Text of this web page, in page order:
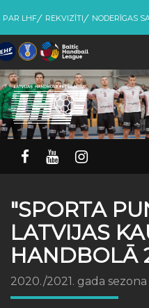
PAR LHF REKVIZĪTI NODERĪGAS
"SPORTA
LATVIJAS
HANDBOLĀ
2020./2021. gada sezona